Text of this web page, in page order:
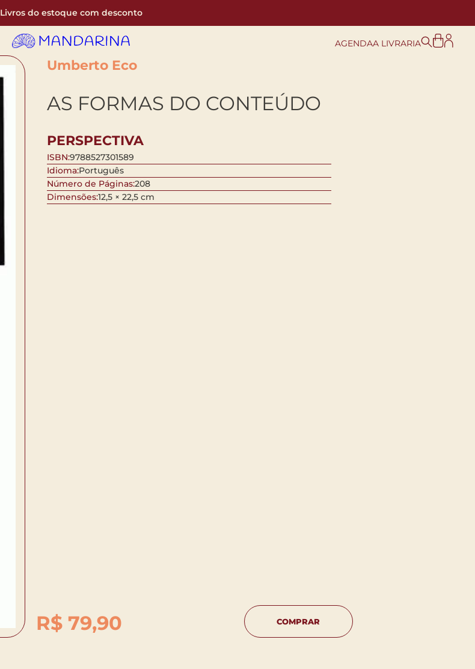
Livros do estoque com desconto
AGENDAA LIVRARIA
Umberto Eco
AS FORMAS DO CONTEÚDO
PERSPECTIVA
ISBN:9788527301589
Idioma:Português
Número de Páginas:208
Dimensões:12,5 × 22,5 cm
R$79,90 COMPRAR